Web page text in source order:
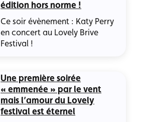
édition hors norme !
Ce soir évènement : Katy Perry
en concert au Lovely Brive
Festival !
Une première soirée
« emmenée » par le vent
mais l’amour du Lovely
festival est éternel